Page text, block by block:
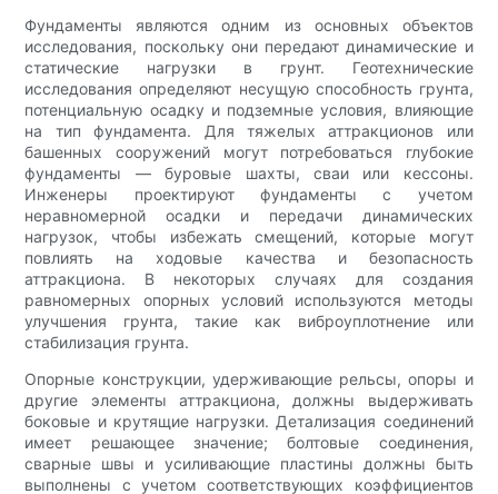
Фундаменты являются одним из основных объектов
исследования, поскольку они передают динамические и
статические нагрузки в грунт. Геотехнические
исследования определяют несущую способность грунта,
потенциальную осадку и подземные условия, влияющие
на тип фундамента. Для тяжелых аттракционов или
башенных сооружений могут потребоваться глубокие
фундаменты — буровые шахты, сваи или кессоны.
Инженеры проектируют фундаменты с учетом
неравномерной осадки и передачи динамических
нагрузок, чтобы избежать смещений, которые могут
повлиять на ходовые качества и безопасность
аттракциона. В некоторых случаях для создания
равномерных опорных условий используются методы
улучшения грунта, такие как виброуплотнение или
стабилизация грунта.
Опорные конструкции, удерживающие рельсы, опоры и
другие элементы аттракциона, должны выдерживать
боковые и крутящие нагрузки. Детализация соединений
имеет решающее значение; болтовые соединения,
сварные швы и усиливающие пластины должны быть
выполнены с учетом соответствующих коэффициентов